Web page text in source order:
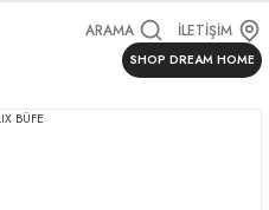
ARAMA İLETİŞİM
SHOP DREAM HOME